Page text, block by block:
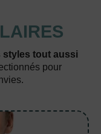
styles tout aussi
pour